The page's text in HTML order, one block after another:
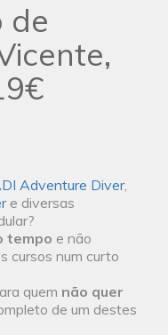
de
Adventure Diver,
e diversas
tempo e não
cursos num curto
quem não quer
de um destes